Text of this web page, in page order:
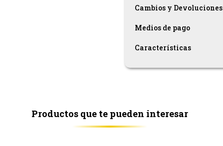
Cambios y Devoluciones
Medios de pago
Características
Productos que te pueden interesar